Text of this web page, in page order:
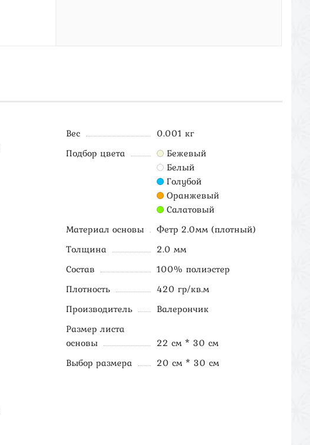
Вес
0.001 кг
Подбор цвета
Бежевый
Белый
Голубой
Оранжевый
Салатовый
Материал основы
Фетр 2.0мм (плотный)
Толщина
2.0 мм
Состав
100% полиэстер
Плотность
420 гр/кв.м
Производитель
Валерончик
Размер листа
основы
22 см * 30 см
Выбор размера
20 см * 30 см